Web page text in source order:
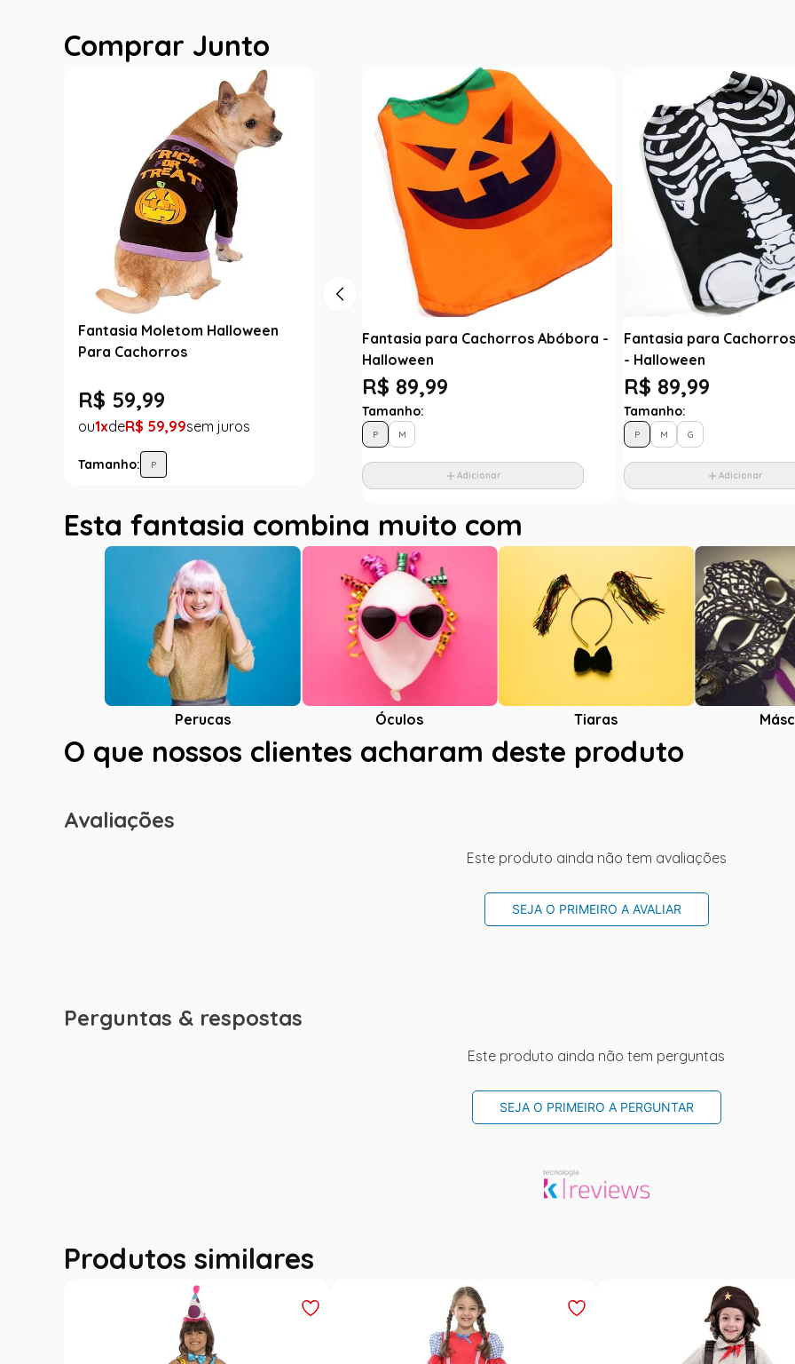
Comprar Junto
Fantasia Moletom Halloween
Para Cachorros
R$ 59,99
1 R$ 59,99
Tamanho: P
Fantasia para Cachorros Abóbora -
Halloween
R$ 89,99
Tamanho:
P M
Adicionar
Fantasia para
- Halloween
R$ 89,99
Tamanho:
P M G
Adicionar
Esta fantasia combina muito com
Perucas Óculos Tiaras
O que nossos clientes acharam deste produto
Avaliações
Este produto ainda não tem avaliações
SEJA O PRIMEIRO A AVALIAR
Perguntas & respostas
Este produto ainda não tem perguntas
SEJA O PRIMEIRO A PERGUNTAR
Produtos similares